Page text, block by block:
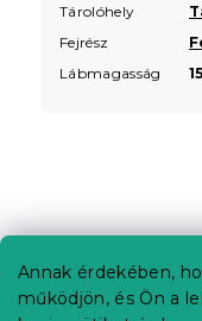
Annak érdekében,
működjön, és Ön a
Tárolóhely
Fejrész
Lábmagasság
á
Információ